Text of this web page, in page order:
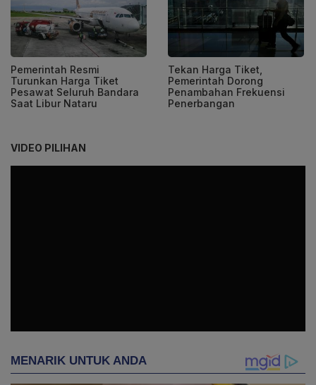
Pemerintah Resmi
Turunkan Harga Tiket
Pesawat Seluruh Bandara
Saat Libur Nataru
Tekan Harga Tiket,
Pemerintah Dorong
Penambahan Frekuensi
Penerbangan
VIDEO PILIHAN